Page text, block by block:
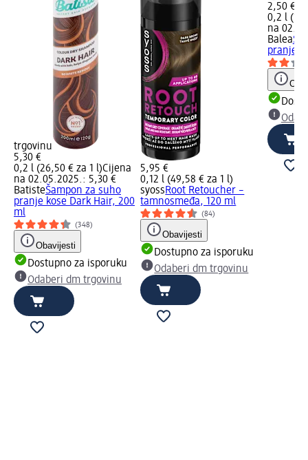
trgovinu
5,30 €
0,2 l (26,50 € za 1 l)Cijena
na 02.05.2025.: 5,30 €
BatisteŠampon za suho
pranje kose Dark Hair, 200
ml
(348)
Obavijesti
Dostupno za isporuku
Odaberi dm trgovinu
5,95 €
0,12 l (49,58 € za 1 l)
syossRoot Retoucher –
tamnosmeđa, 120 ml
(84)
Obavijesti
Dostupno za isporuku
Odaberi dm trgovinu
2,50 €
0,2 l
na
Balea
pranje